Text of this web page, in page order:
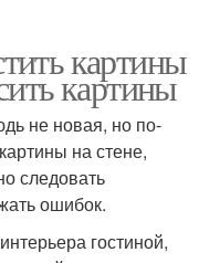
картины
картины
не новая, но по-
на стене,
следовать
ошибок.
гостиной,